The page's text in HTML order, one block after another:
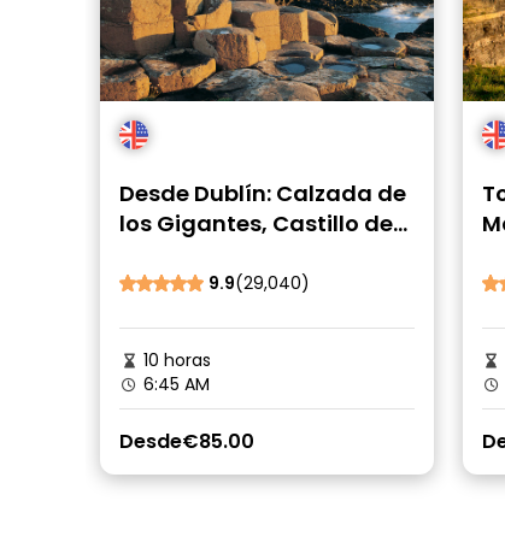
Desde Dublín: Calzada de
los Gigantes, Castillo de
Belfast 9.9(29,040)
10 horas
6:45 AM
Desde€85.00